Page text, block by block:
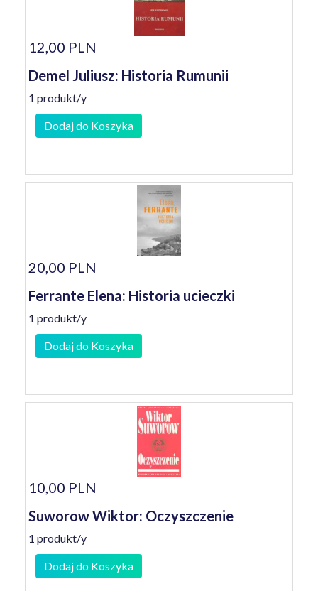
12,00 PLN
Demel Juliusz: Historia Rumunii
1 produkt/y
Dodaj do Koszyka
20,00 PLN
Ferrante Elena: Historia ucieczki
1 produkt/y
Dodaj do Koszyka
10,00 PLN
Suworow Wiktor: Oczyszczenie
1 produkt/y
Dodaj do Koszyka